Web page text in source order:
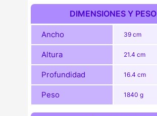
DIMENSIONES Y PESO
Ancho 39 cm
Altura 21.4 cm
Profundidad 16.4 cm
Peso 1840 g